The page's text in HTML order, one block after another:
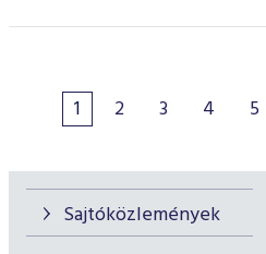
Sajtóközlemények
1 2 3 4 5